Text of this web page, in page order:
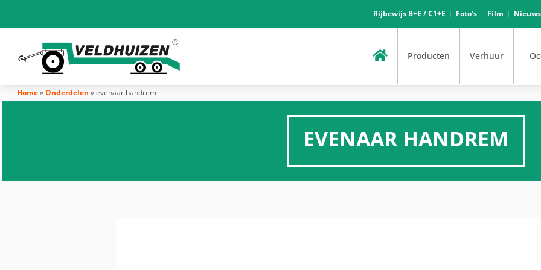
Rijbewijs B+E / C1+E Foto’s Film Nieuws
Producten Verhuur
Home»Onderdelen »evenaar handrem
EVENAAR HANDREM